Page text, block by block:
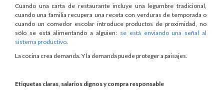
Cuando una carta de restaurante incluye una legumbre tradicional,
cuando una familia recupera una receta con verduras de temporada o
cuando un comedor escolar introduce productos de proximidad, no
sólo se está alimentando a alguien: se está enviando una señal al
sistema productivo
La cocina crea demanda. Y la demanda puede proteger a paisajes.
Etiquetas claras, salarios dignos y compra responsable